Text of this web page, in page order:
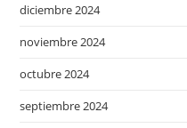
diciembre 2024
noviembre 2024
octubre 2024
septiembre 2024